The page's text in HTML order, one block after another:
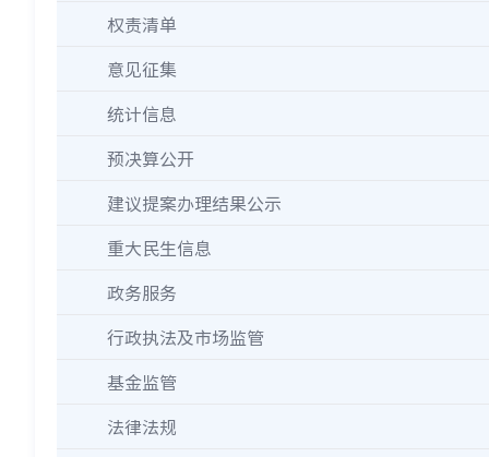
权责清单
意见征集
统计信息
预决算公开
建议提案办理结果公示
重大民生信息
政务服务
行政执法及市场监管
基金监管
法律法规